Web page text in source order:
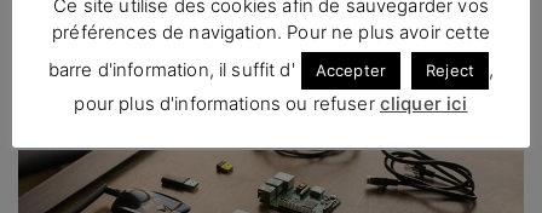
VPN Sécurisé compatible kali Linux
Ce site utilise des cookies afin de sauvegarder vos
préférences de navigation. Pour ne plus avoir cette
barre d'information, il suffit d'
Accepter Reject
,
pour plus d'informations ou refuser cliquer ici